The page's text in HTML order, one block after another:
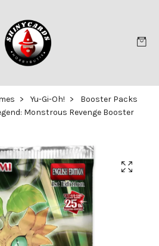
Yu-Gi-Oh!
Booster Packs
Monstrous Revenge Booster